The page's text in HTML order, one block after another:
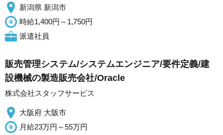
新潟県 新潟市
時給1,400円～1,750円
派遣社員
販売管理システム/システムエンジニア/要件定義/建
設機械の製造販売会社/Oracle
株式会社スタッフサービス
大阪府 大阪市
月給23万円～55万円